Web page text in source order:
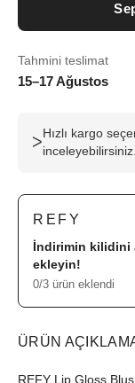
Tahmini teslimat
15–17 Ağustos
ᐳ
Hızlı kargo
inceleyebilirsiniz.
REFY
İndirimin kilidini
ekleyin!
0/3 ürün eklendi
ÜRÜN
REFY Lip Gloss